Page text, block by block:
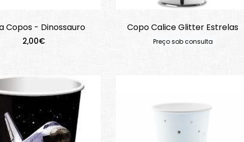
Copos - Dinossauro
2,00€
Copo Calice Glitter Estrelas
Preço sob consulta